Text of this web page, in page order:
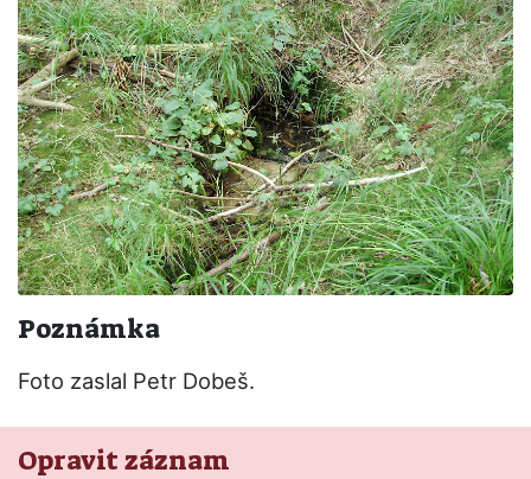
Poznámka
Foto zaslal Petr Dobeš.
Opravit záznam